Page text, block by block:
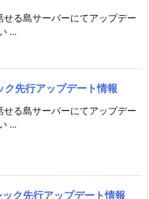
る島サーバーにてアップデー
...
先行アップデート情報
る島サーバーにてアップデー
...
ク先行アップデート情報